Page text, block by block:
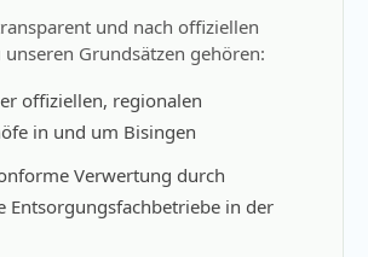
und nach offiziellen
unseren Grundsätzen gehören:
offiziellen, regionalen
in und um Bisingen
Verwertung durch
Entsorgungsfachbetriebe in der